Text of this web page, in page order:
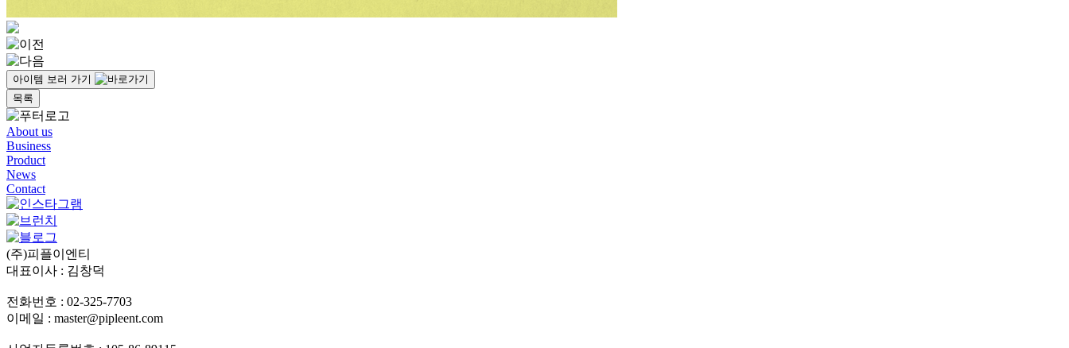
아이템 보러 가기
목록
About us
Business
Product
News
Contact
(주)피플이엔티
대표이사 : 김창덕
전화번호 : 02-325-7703
이메일 : master@pipleent.com